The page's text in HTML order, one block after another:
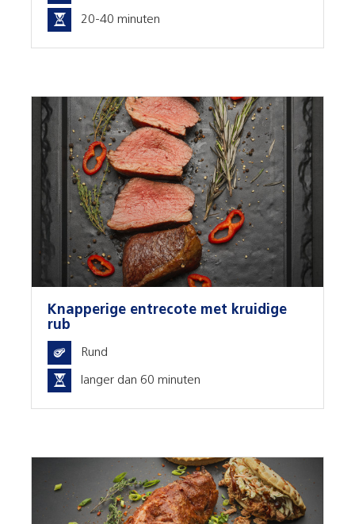
20-40 minuten
Knapperige entrecote met kruidige
rub
Rund
langer dan 60 minuten